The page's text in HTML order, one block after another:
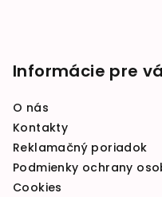
Informácie pre
O nás
Kontakty
Reklamačný poriadok
Podmienky ochrany
Cookies